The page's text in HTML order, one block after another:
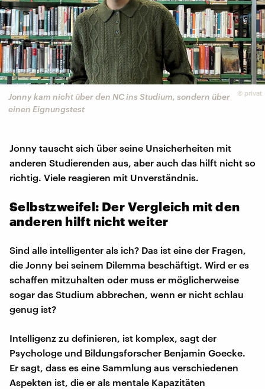
© privat
Jonny kam nicht über den NC ins Studium, sondern über
einen Eignungstest
Jonny tauscht sich über seine Unsicherheiten mit
anderen Studierenden aus, aber auch das hilft nicht so
richtig. Viele reagieren mit Unverständnis.
Selbstzweifel: Der Vergleich mit den
anderen hilft nicht weiter
Sind alle intelligenter als ich? Das ist eine der Fragen,
die Jonny bei seinem Dilemma beschäftigt. Wird er es
schaffen mitzuhalten oder muss er möglicherweise
sogar das Studium abbrechen, wenn er nicht schlau
genug ist?
Intelligenz zu definieren, ist komplex, sagt der
Psychologe und Bildungsforscher Benjamin Goecke.
Er sagt, dass es eine Sammlung aus verschiedenen
Aspekten ist, die er als mentale Kapazitäten